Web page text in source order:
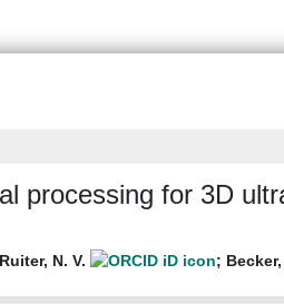
processing for 3D
Ruiter, N. V. ;